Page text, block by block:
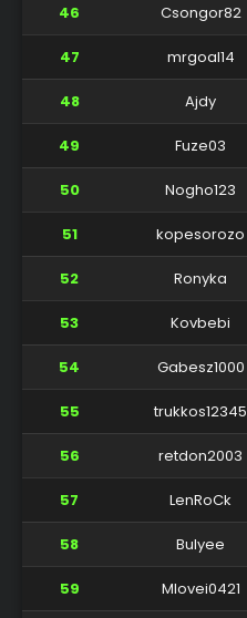
46 Csongor82
47 mrgoal14
48 Ajdy
49 Fuze03
50 Nogho123
51 kopesorozo
52 Ronyka
53 Kovbebi
54 Gabesz1000
55 trukkos12345
56 retdon2003
57 LenRoCk
58 Bulyee
59 Mlovei0421